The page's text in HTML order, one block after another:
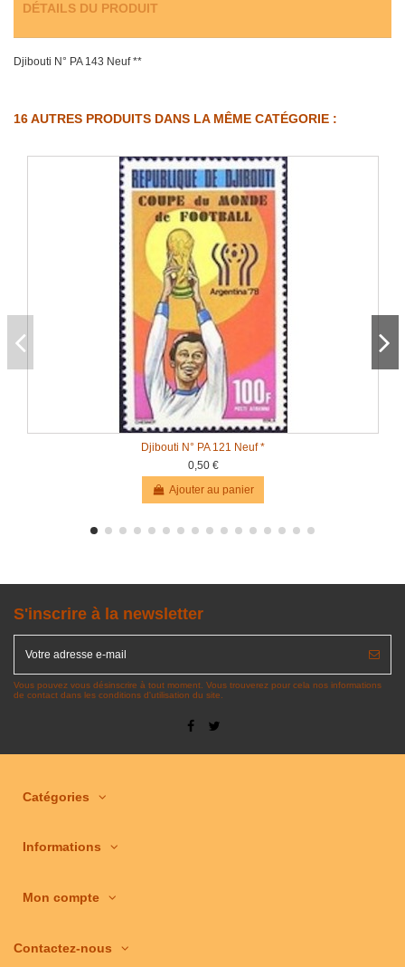
DÉTAILS DU PRODUIT
Djibouti N° PA 143 Neuf **
16 AUTRES PRODUITS DANS LA MÊME CATÉGORIE :
Djibouti N° PA 121 Neuf *
0,50 €
Ajouter au panier
S'inscrire à la newsletter
Vous pouvez vous désinscrire à tout moment. Vous trouverez pour cela nos informations
de contact dans les conditions d'utilisation du site.
Catégories
Informations
Mon compte
Contactez-nous